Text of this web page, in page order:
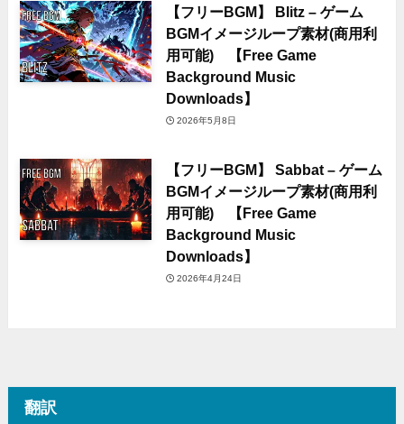
【フリーBGM】 Blitz – ゲーム
BGMイメージループ素材(商用利
用可能) 【Free Game
Background Music
Downloads】
2026年5月8日
【フリーBGM】 Sabbat – ゲーム
BGMイメージループ素材(商用利
用可能) 【Free Game
Background Music
Downloads】
2026年4月24日
翻訳